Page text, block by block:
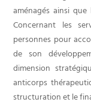
aménagés ainsi que
Concernant les
personnes pour
de son
dimension
anticorps
structuration et le